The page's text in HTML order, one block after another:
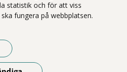
statistik och för att viss
fungera på webbplatsen.
som erbjuder hälso- och